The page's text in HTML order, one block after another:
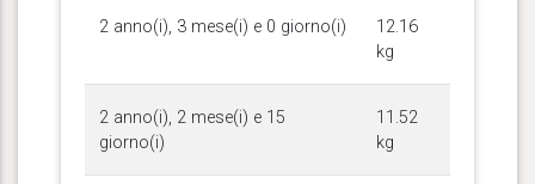
2 anno(i), 3 mese(i) e 0 giorno(i)
12.16
kg
2 anno(i), 2 mese(i) e 15
giorno(i)
11.52
kg